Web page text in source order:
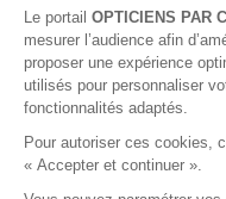
Le portail OPTICIENS PAR
mesurer l’audience afin
proposer une expérience
utilisés pour personnaliser
fonctionnalités adaptés.
Pour autoriser ces cookies,
« Accepter et continuer ».